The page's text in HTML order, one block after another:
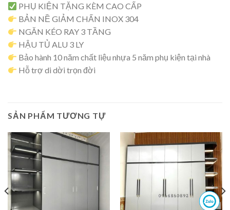
PHỤ KIỆN TẶNG KÈM CAO CẤP
BẢN NỀ GIẢM CHẤN INOX 304
NGĂN KÉO RAY 3 TẦNG
HẬU TỦ ALU 3 LY
Bảo hành 10 năm chất liệu nhựa 5 năm phụ kiện tại nhà
Hỗ trợ di dời trọn đời
SẢN PHẨM TƯƠNG TỰ